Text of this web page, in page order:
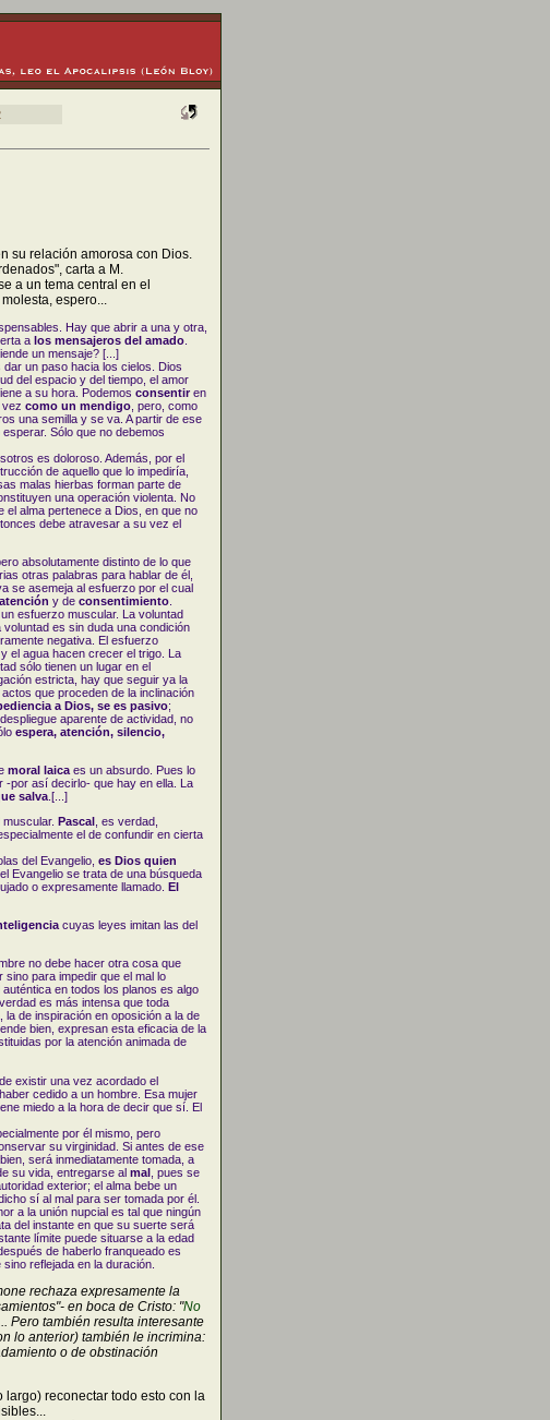
su relación amorosa con Dios.
carta a M.
a un tema central en el
espero...
Hay que abrir a una y otra,
a los mensajeros del amado.
un mensaje? [...]
un paso hacia los cielos. Dios
del espacio y del tiempo, el amor
a su hora. Podemos consentiren
vez como un mendigo, pero, como
una semilla y se va. A partir de ese
Sólo que no debemos
es doloroso. Además, por el
de aquello que lo impediría,
malas hierbas forman parte de
una operación violenta. No
el alma pertenece a Dios, en que no
debe atravesar a su vez el
absolutamente distinto de lo que
otras palabras para hablar de él,
se asemeja al esfuerzo por el cual
atención y de consentimiento.
esfuerzo muscular. La voluntad
es sin duda una condición
negativa. El esfuerzo
el agua hacen crecer el trigo. La
sólo tienen un lugar en el
estricta, hay que seguir ya la
que proceden de la inclinación
a Dios, se es pasivo;
aparente de actividad, no
espera, atención, silencio,
moral laicaes un absurdo. Pues lo
-por así decirlo- que hay en ella. La
salva.[...]
Pascal, es verdad,
el de confundir en cierta
del Evangelio, es Dios quien
Evangelio se trata de una búsqueda
o expresamente llamado. El
cuyas leyes imitan las del
no debe hacer otra cosa que
para impedir que el mal lo
en todos los planos es algo
es más intensa que toda
de inspiración en oposición a la de
bien, expresan esta eficacia de la
por la atención animada de
existir una vez acordado el
cedido a un hombre. Esa mujer
miedo a la hora de decir que sí. El
por él mismo, pero
su virginidad. Si antes de ese
será inmediatamente tomada, a
su vida, entregarse al mal, pues se
exterior; el alma bebe un
sí al mal para ser tomada por él.
a la unión nupcial es tal que ningún
del instante en que su suerte será
límite puede situarse a la edad
de haberlo franqueado es
reflejada en la duración.
rechaza expresamente la
en boca de Cristo: "No
Pero también resulta interesante
lo anterior) también le incrimina:
o de obstinación
reconectar todo esto con la